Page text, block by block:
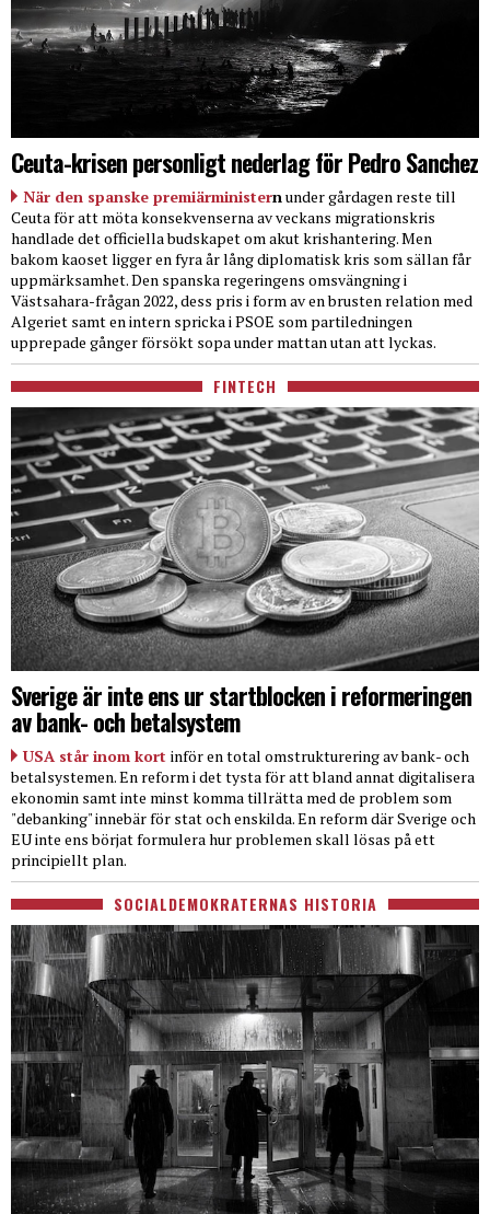
Ceuta-krisen personligt nederlag för Pedro Sanchez
När den spanske premiärministernunder gårdagen reste till
Ceuta för att möta konsekvenserna av veckans migrationskris
handlade det officiella budskapet om akut krishantering. Men
bakom kaoset ligger en fyra år lång diplomatisk kris som sällan får
uppmärksamhet. Den spanska regeringens omsvängning i
Västsahara-frågan 2022, dess pris i form av en brusten relation med
Algeriet samt en intern spricka i PSOE som partiledningen
upprepade gånger försökt sopa under mattan utan att lyckas.
FINTECH
Sverige är inte ens ur startblocken i reformeringen
av bank- och betalsystem
USA står inom kort inför en total omstrukturering av bank- och
betalsystemen. En reform i det tysta för att bland annat digitalisera
ekonomin samt inte minst komma tillrätta med de problem som
"debanking" innebär för stat och enskilda. En reform där Sverige och
EU inte ens börjat formulera hur problemen skall lösas på ett
principiellt plan.
SOCIALDEMOKRATERNAS HISTORIA